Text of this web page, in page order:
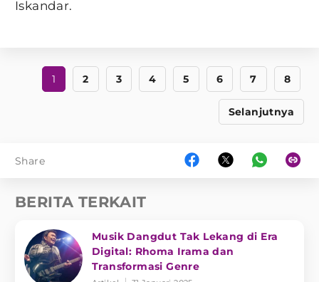
Iskandar.
1 2 3 4 5 6 7 8
Selanjutnya
Share
BERITA TERKAIT
Musik Dangdut Tak Lekang di Era
Digital: Rhoma Irama dan
Transformasi Genre